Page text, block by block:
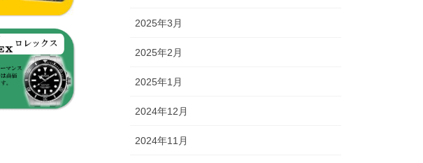
2025年3月
2025年2月
2025年1月
2024年12月
2024年11月